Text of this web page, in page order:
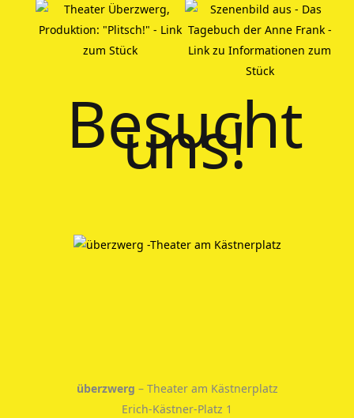
Besucht
uns!
überzwerg – Theater am Kästnerplatz
Erich-Kästner-Platz 1